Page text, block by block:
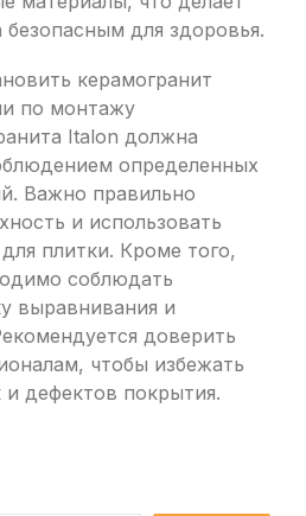
для здоровья.
керамогранит
по монтажу
Italon должна
определенных
Важно правильно
и использовать
плитки. Кроме того,
соблюдать
выравнивания и
доверить
чтобы избежать
дефектов покрытия.